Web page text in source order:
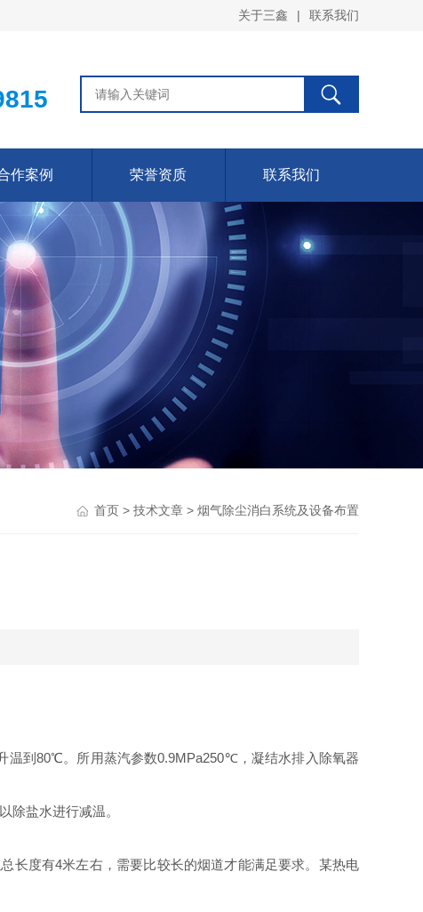
关于三鑫 | 联系我们
作案例 荣誉资质 联系我们
首页 > 技术文章 > 烟气除尘消白系统及设备布置
到80℃。所用蒸汽参数0.9MPa250℃，凝结水排入除氧器
盐水进行减温。
度有4米左右，需要比较长的烟道才能满足要求。某热电